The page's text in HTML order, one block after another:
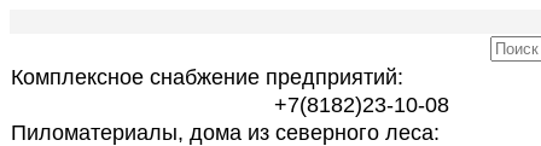
Комплексное снабжение предприятий:
+7(8182)23-10-08
Пиломатериалы, дома из северного леса: